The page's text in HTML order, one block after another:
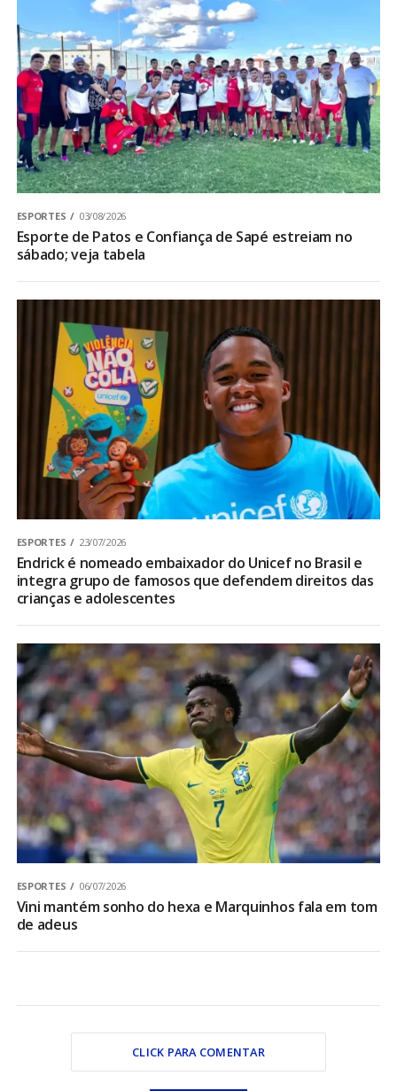
ESPORTES 03/08/2026
Esporte de Patos e Confiança de Sapé estreiam no
sábado; veja tabela
ESPORTES 23/07/2026
Endrick é nomeado embaixador do Unicef no Brasil e
integra grupo de famosos que defendem direitos das
crianças e adolescentes
ESPORTES 06/07/2026
Vini mantém sonho do hexa e Marquinhos fala em tom
de adeus
CLICK PARA COMENTAR